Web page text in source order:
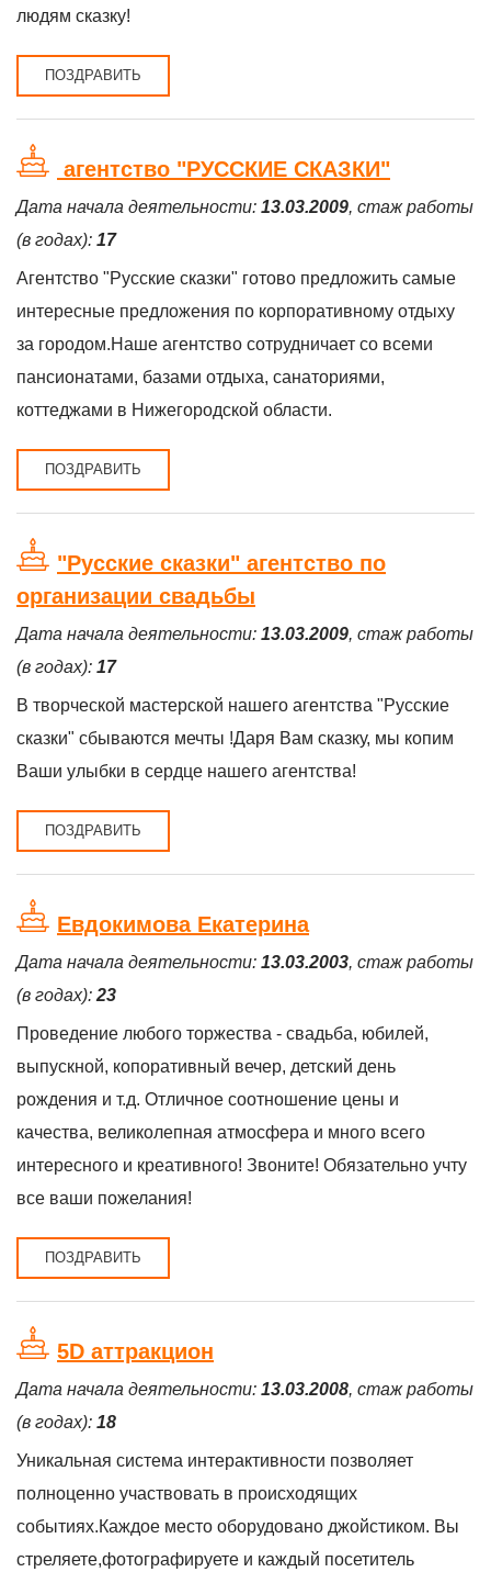
людям сказку!
ПОЗДРАВИТЬ
агентство "РУССКИЕ СКАЗКИ"
Дата начала деятельности: 13.03.2009, стаж работы
(в годах): 17
Агентство "Русские сказки" готово предложить самые
интересные предложения по корпоративному отдыху
за городом.Наше агентство сотрудничает со всеми
пансионатами, базами отдыха, санаториями,
коттеджами в Нижегородской области.
ПОЗДРАВИТЬ
"Русские сказки" агентство по
организации свадьбы
Дата начала деятельности: 13.03.2009, стаж работы
(в годах): 17
В творческой мастерской нашего агентства "Русские
сказки" сбываются мечты !Даря Вам сказку, мы копим
Ваши улыбки в сердце нашего агентства!
ПОЗДРАВИТЬ
Евдокимова Екатерина
Дата начала деятельности: 13.03.2003, стаж работы
(в годах): 23
Проведение любого торжества - свадьба, юбилей,
выпускной, копоративный вечер, детский день
рождения и т.д. Отличное соотношение цены и
качества, великолепная атмосфера и много всего
интересного и креативного! Звоните! Обязательно учту
все ваши пожелания!
ПОЗДРАВИТЬ
5D аттракцион
Дата начала деятельности: 13.03.2008, стаж работы
(в годах): 18
Уникальная система интерактивности позволяет
полноценно участвовать в происходящих
событиях.Каждое место оборудовано джойстиком. Вы
стреляете,фотографируете и каждый посетитель